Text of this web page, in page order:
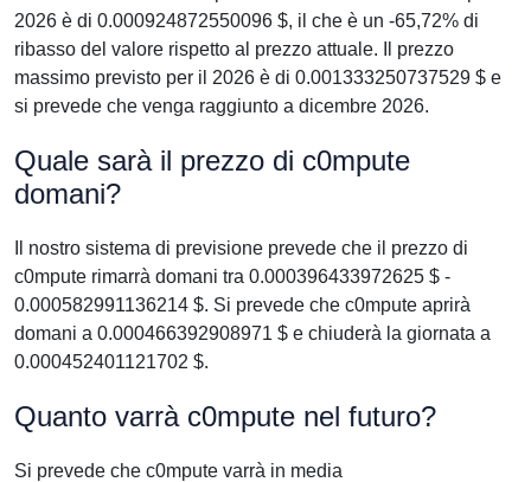
2026 è di 0.000924872550096 $, il che è un -65,72% di
ribasso del valore rispetto al prezzo attuale. Il prezzo
massimo previsto per il 2026 è di 0.001333250737529 $ e
si prevede che venga raggiunto a dicembre 2026.
Quale sarà il prezzo di c0mpute
domani?
Il nostro sistema di previsione prevede che il prezzo di
c0mpute rimarrà domani tra 0.000396433972625 $ -
0.000582991136214 $. Si prevede che c0mpute aprirà
domani a 0.000466392908971 $ e chiuderà la giornata a
0.000452401121702 $.
Quanto varrà c0mpute nel futuro?
Si prevede che c0mpute varrà in media